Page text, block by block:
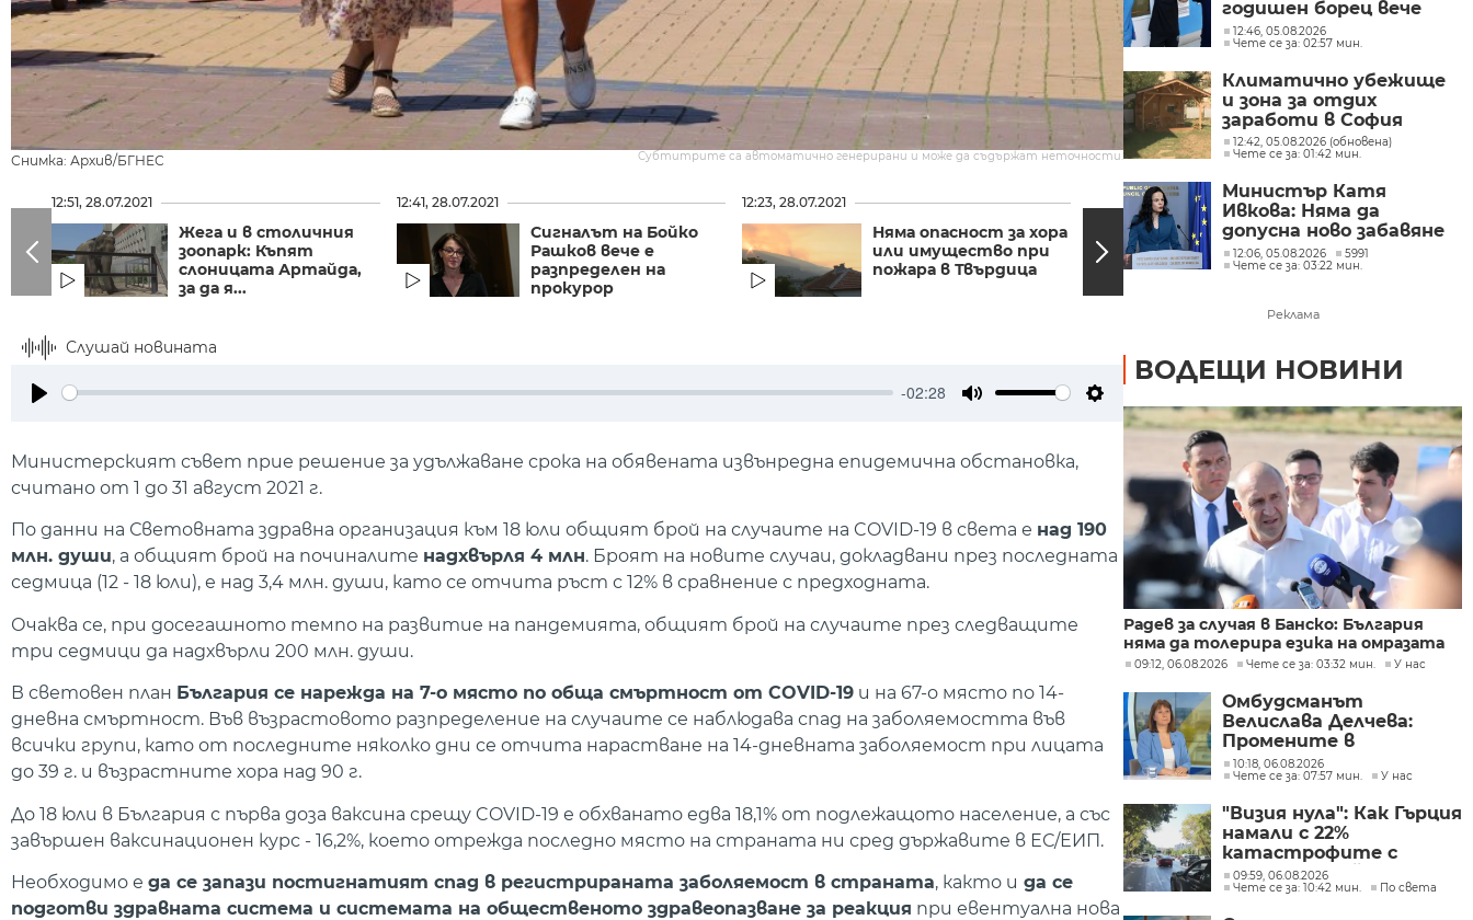
Снимка: Архив/БГНЕС Субтитрите са автоматично генерирани и може да съдържат неточности.
12:51, 28.07.2021
Жега и в столичния
зоопарк: Къпят
слоницата Артайда,
за да я...
12:41, 28.07.2021
Сигналът на Бойко
Рашков вече е
разпределен на
прокурор
12:23, 28.07.2021
Няма опасност за хора
или имущество при
пожара в Твърдица
12:04, 28.07.2021
Спор в Народното
събрание за състава
на бъдещия кабинет
Слушай новината
-02:28
Settings
Министерският съвет прие решение за удължаване срока на обявената извънредна епидемична обстановка,
считано от 1 до 31 август 2021 г.
По данни на Световната здравна организация към 18 юли общият брой на случаите на COVID-19 в света е над 190
млн. души, а общият брой на починалите надхвърля 4 млн. Броят на новите случаи, докладвани през последната
седмица (12 - 18 юли), е над 3,4 млн. души, като се отчита ръст с 12% в сравнение с предходната.
Очаква се, при досегашното темпо на развитие на пандемията, общият брой на случаите през следващите
три седмици да надхвърли 200 млн. души.
В световен план България се нарежда на 7-о място по обща смъртност от COVID-19 и на 67-о място по 14-
дневна смъртност. Във възрастовото разпределение на случаите се наблюдава спад на заболяемостта във
всички групи, като от последните няколко дни се отчита нарастване на 14-дневната заболяемост при лицата
до 39 г. и възрастните хора над 90 г.
До 18 юли в България с първа доза ваксина срещу COVID-19 е обхванато едва 18,1% от подлежащото население, а със
завършен ваксинационен курс - 16,2%, което отрежда последно място на страната ни сред държавите в ЕС/ЕИП.
Необходимо е да се запази постигнатият спад в регистрираната заболяемост в страната, както и да се
подготви здравната система и системата на общественото здравеопазване за реакция при евентуална нова
годишен борец вече
ходи сам и се
възстановява успешно
12:46, 05.08.2026
Чете се за: 02:57 мин.
Климатично убежище
и зона за отдих
заработи в София
12:42, 05.08.2026 (обновена)
Чете се за: 01:42 мин.
Министър Катя
Ивкова: Няма да
допусна ново забавяне
на договора за
преместването на
психиатрия
12:06, 05.08.2026
5991
Чете се за: 03:22 мин.
Реклама
ВОДЕЩИ НОВИНИ
Радев за случая в Банско: България
няма да толерира езика на омразата
09:12, 06.08.2026 Чете се за: 03:32 мин. У нас
Омбудсманът
Велислава Делчева:
Промените в
трудовото
законодателство не
през бюджета
10:18, 06.08.2026
Чете се за: 07:57 мин.
У нас
"Визия нула": Как Гърция
намали с 22%
катастрофите с
фатален край по
пътищата в страната
09:59, 06.08.2026
Чете се за: 10:42 мин.
По света